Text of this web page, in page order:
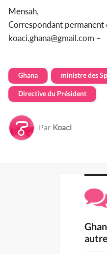
Mensah,
Correspondant permanent
koaci.ghana@gmail.com –
Ghana ministre des
Directive du Président
Par Koaci